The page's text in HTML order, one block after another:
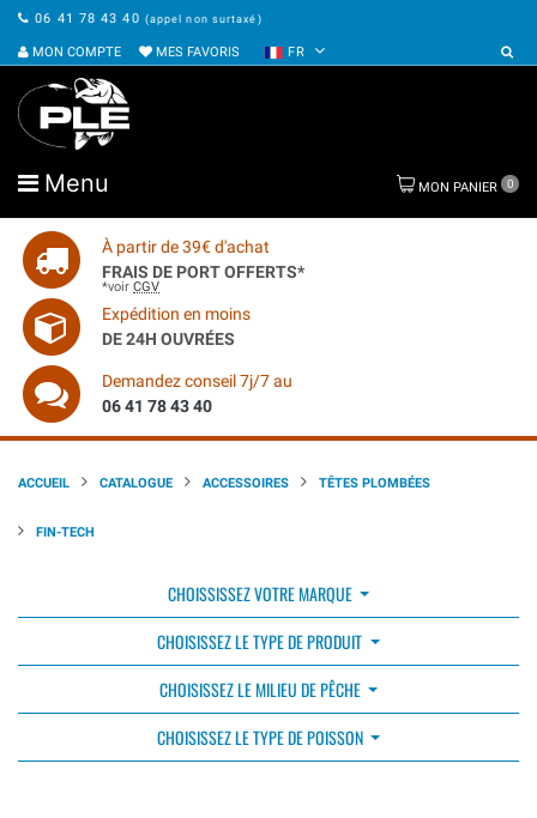
06 41 78 43 40 (appel non surtaxé)
MON COMPTE MES FAVORIS FR
Menu MON PANIER 0
À partir de 39€ d'achat
FRAIS DE PORT OFFERTS*
*voir CGV
Expédition en moins
DE 24H OUVRÉES
Demandez conseil 7j/7 au
06 41 78 43 40
ACCUEIL CATALOGUE ACCESSOIRES TÊTES PLOMBÉES
FIN-TECH
CHOISSISSEZ VOTRE MARQUE
CHOISISSEZ LE TYPE DE PRODUIT
CHOISISSEZ LE MILIEU DE PÊCHE
CHOISISSEZ LE TYPE DE POISSON